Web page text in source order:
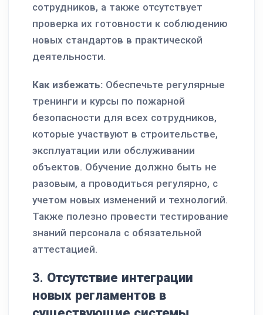
сотрудников, а также отсутствует
проверка их готовности к соблюдению
новых стандартов в практической
деятельности.
Как избежать: Обеспечьте регулярные
тренинги и курсы по пожарной
безопасности для всех сотрудников,
которые участвуют в строительстве,
эксплуатации или обслуживании
объектов. Обучение должно быть не
разовым, а проводиться регулярно, с
учетом новых изменений и технологий.
Также полезно провести тестирование
знаний персонала с обязательной
аттестацией.
3. Отсутствие интеграции
новых регламентов в